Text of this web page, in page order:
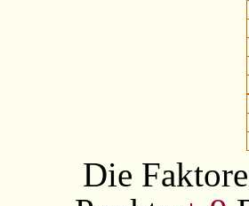
Die